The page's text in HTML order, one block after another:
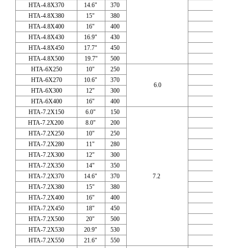
HTA-4.8X370
14.6"
370
HTA-4.8X380
15"
380
HTA-4.8X400
16"
400
HTA-4.8X430
16.9"
430
HTA-4.8X450
17.7"
450
HTA-4.8X500
19.7"
500
HTA-6X250
10" 250
6.0
HTA-6X270 10.6"
370
HTA-6X300
12"
300
HTA-6X400
16"
400
HTA-7.2X150
6.0" 150
7.2
HTA-7.2X200 8.0"
200
HTA-7.2X250
10"
250
HTA-7.2X280
11"
280
HTA-7.2X300
12"
300
HTA-7.2X350
14"
350
HTA-7.2X370
14.6"
370
HTA-7.2X380
15"
380
HTA-7.2X400
16"
400
HTA-7.2X450
18"
450
HTA-7.2X500
20"
500
HTA-7.2X530
20.9"
530
HTA-7.2X550
21.6"
550